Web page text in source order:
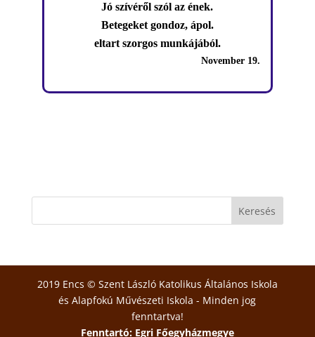
Jó szívéről szól az ének.
Betegeket gondoz, ápol.
eltart szorgos munkájából.
November 19.
2019 Encs © Szent László Katolikus Általános Iskola
és Alapfokú Művészeti Iskola - Minden jog
fenntartva!
Fenntartó: Egri Főegyházmegye